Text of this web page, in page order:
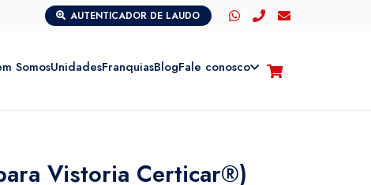
AUTENTICADOR DE LAUDO
SomosUnidadesFranquiasBlogFale conosco
Vistoria Certicar®)